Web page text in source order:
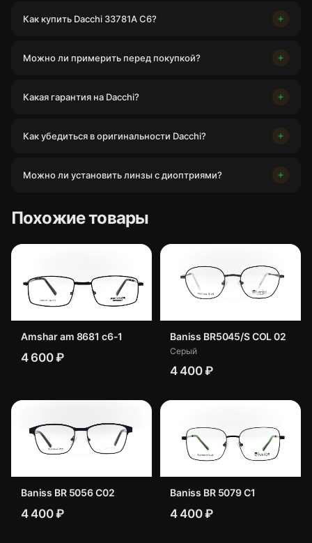
Как купить Dacchi 33781A C6?
Можно ли примерить перед покупкой?
Какая гарантия на Dacchi?
Как убедиться в оригинальности Dacchi?
Можно ли установить линзы с диоптриями?
Похожие товары
Amshar am 8681 c6-1
4 600 ₽
Baniss BR5045/S COL 02
Серый
4 400 ₽
Baniss BR 5056 C02
4 400 ₽
Baniss BR 5079 C1
4 400 ₽